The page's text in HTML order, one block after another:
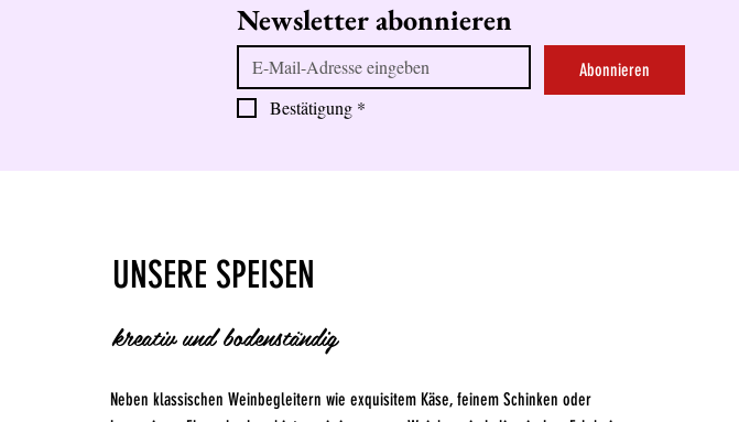
Newsletter abonnieren
Abonnieren
Bestätigung *
UNSERE SPEISEN
kreativ und bodenständig
Neben klassischen Weinbegleitern wie exquisitem Käse, feinem Schinken oder